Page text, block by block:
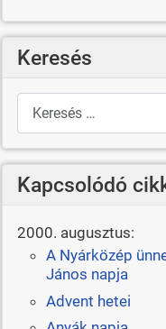
Keresés
Keresés
Kapcsolódó
2000. augusztus:
A Nyárközép
János napja
Advent hetei